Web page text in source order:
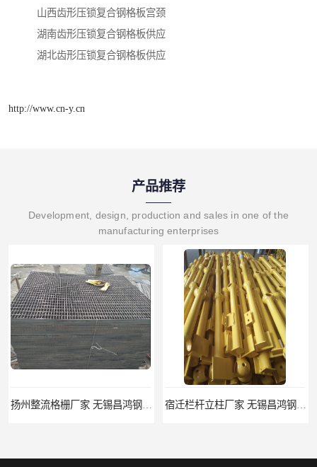
山西齿形压锁复合钢格板宫颈
湖南齿形压锁复合钢格板供应
湖北齿形压锁复合钢格板供应
http://www.cn-y.cn
产品推荐
Development, design, production and sales in one of the
manufacturing enterprises